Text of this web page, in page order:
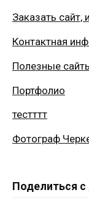
Заказать сайт,
Контактная
Полезные
Портфолио
тестттт
Фотограф
Поделиться с